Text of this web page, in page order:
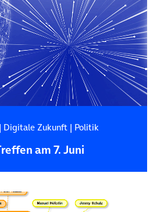
Digitale Zukunft| Politik
am 7. Juni